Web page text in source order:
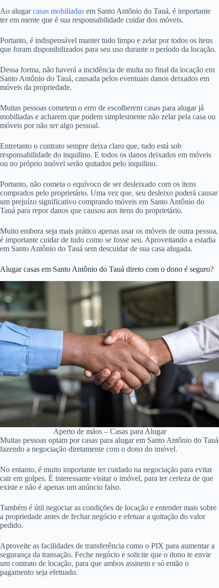
Ao alugarcasas mobiliadas em Santo Antônio do Tauá, é importante
ter em mente que é sua responsabilidade cuidar dos móveis.
Portanto, é indispensável manter tudo limpo e zelar por todos os itens
que foram disponibilizados para seu uso durante o período da locação.
Dessa forma, não haverá a incidência de multa no final da locação em
Santo Antônio do Tauá, causada pelos eventuais danos deixados em
móveis da propriedade.
Muitas pessoas cometem o erro de escolherem casas para alugar já
mobiliadas e acharem que podem simplesmente não zelar pela casa ou
móveis por não ser algo pessoal.
Entretanto o contrato sempre deixa claro que, tudo está sob
responsabilidade do inquilino. E todos os danos deixados em móveis
ou no próprio imóvel serão quitados pelo inquilino.
Portanto, não cometa o equívoco de ser desleixado com os itens
comprados pelo proprietário. Uma vez que, seu desleixo poderá causar
um prejuízo significativo comprando móveis em Santo Antônio do
Tauá para repor danos que causou aos itens do proprietário.
Muito embora seja mais prático apenas usar os móveis de outra pessoa,
é importante cuidar de tudo como se fosse seu. Aproveitando a estadia
em Santo Antônio do Tauá sem descuidar de sua casa alugada.
Alugar casas em Santo Antônio do Tauá direto com o dono é seguro?
Aperto de mãos – Casas para Alugar
Muitas pessoas optam por casas para alugar em Santo Antônio do Tauá
fazendo a negociação diretamente com o dono do imóvel.
No entanto, é muito importante ter cuidado na negociação para evitar
cair em golpes. É interessante visitar o imóvel, para ter certeza de que
existe e não é apenas um anúncio falso.
Também é útil negociar as condições de locação e entender mais sobre
a propriedade antes de fechar negócio e efetuar a quitação do valor
pedido.
Aproveite as facilidades de transferência como o PIX para aumentar a
segurança da transação. Feche negócio e solicite que o dono te envie
um contrato de locação, para que ambos assinem e só então o
pagamento seja efetuado.